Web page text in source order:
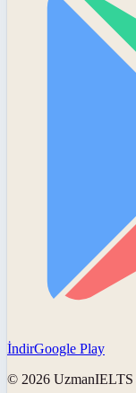
İndirGoogle Play
© 2026 UzmanIELTS